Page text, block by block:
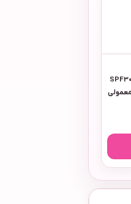
کرم ضدآفتاب و مرطوب‌کننده SPF30
معمولی